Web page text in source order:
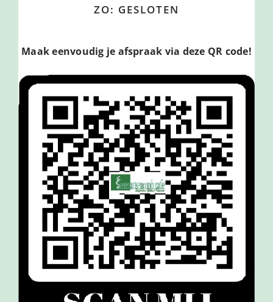
ZO: GESLOTEN
Maak eenvoudig je afspraak via deze QR code!